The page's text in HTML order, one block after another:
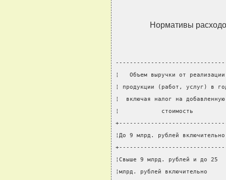
Нормативы
¦   Объем выручки от
¦ продукции (работ,
¦  включая налог на
¦            стоимость
¦До 9 млрд. рублей
¦Свыше 9 млрд. рублей и до 25
¦млрд. рублей включительно